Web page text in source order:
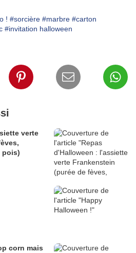
! #sorcière #marbre #carton
#invitation halloween
verte
pois)
corn mais